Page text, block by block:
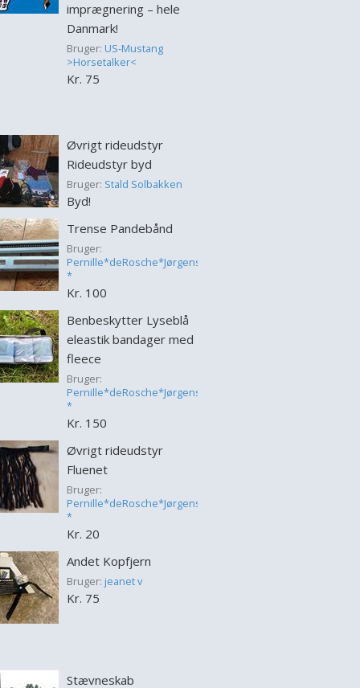
imprægnering – hele
Danmark!
Bruger: US-Mustang
>Horsetalker<
Kr. 75
Øvrigt rideudstyr
Rideudstyr byd
Bruger: Stald Solbakken
Byd!
Trense Pandebånd
Bruger:
Pernille*deRosche*Jørgensen
*
Kr. 100
Benbeskytter Lyseblå
eleastik bandager med
fleece
Bruger:
Pernille*deRosche*Jørgensen
*
Kr. 150
Øvrigt rideudstyr
Fluenet
Bruger:
Pernille*deRosche*Jørgensen
*
Kr. 20
Andet Kopfjern
Bruger: jeanet v
Kr. 75
Stævneskab